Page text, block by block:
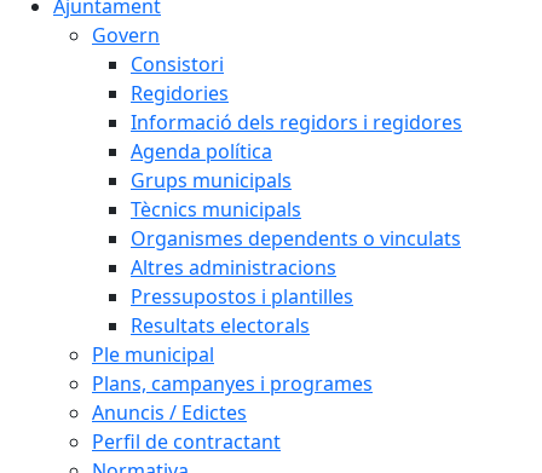
Ajuntament
Govern
Consistori
Regidories
Informació dels regidors i regidores
Agenda política
Grups municipals
Tècnics municipals
Organismes dependents o vinculats
Altres administracions
Pressupostos i plantilles
Resultats electorals
Ple municipal
Plans, campanyes i programes
Anuncis / Edictes
Perfil de contractant